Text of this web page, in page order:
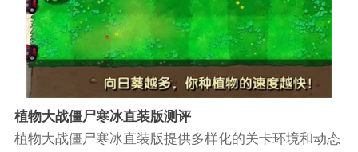
植物大战僵尸寒冰直装版测评
植物大战僵尸寒冰直装版提供多样化的关卡环境和动态